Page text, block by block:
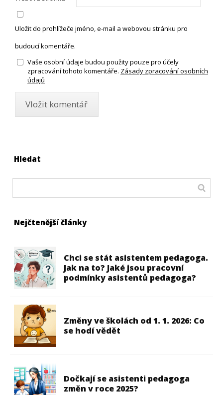
Uložit do prohlížeče jméno, e-mail a webovou stránku pro
budoucí komentáře.
Vaše osobní údaje budou použity pouze pro účely
zpracování tohoto komentáře. Zásady zpracování osobních
údajů
Hledat
Nejčtenější články
Chci se stát asistentem pedagoga.
Jak na to? Jaké jsou pracovní
podmínky asistentů pedagoga?
Změny ve školách od 1. 1. 2026: Co
se hodí vědět
Dočkají se asistenti pedagoga
změn v roce 2025?